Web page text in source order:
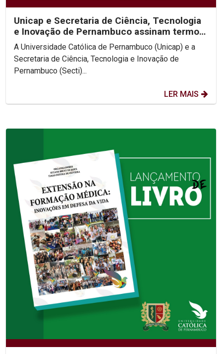
Unicap e Secretaria de Ciência, Tecnologia
e Inovação de Pernambuco assinam termo
de cooperação...
A Universidade Católica de Pernambuco (Unicap) e a
Secretaria de Ciência, Tecnologia e Inovação de
Pernambuco (Secti)...
LER MAIS